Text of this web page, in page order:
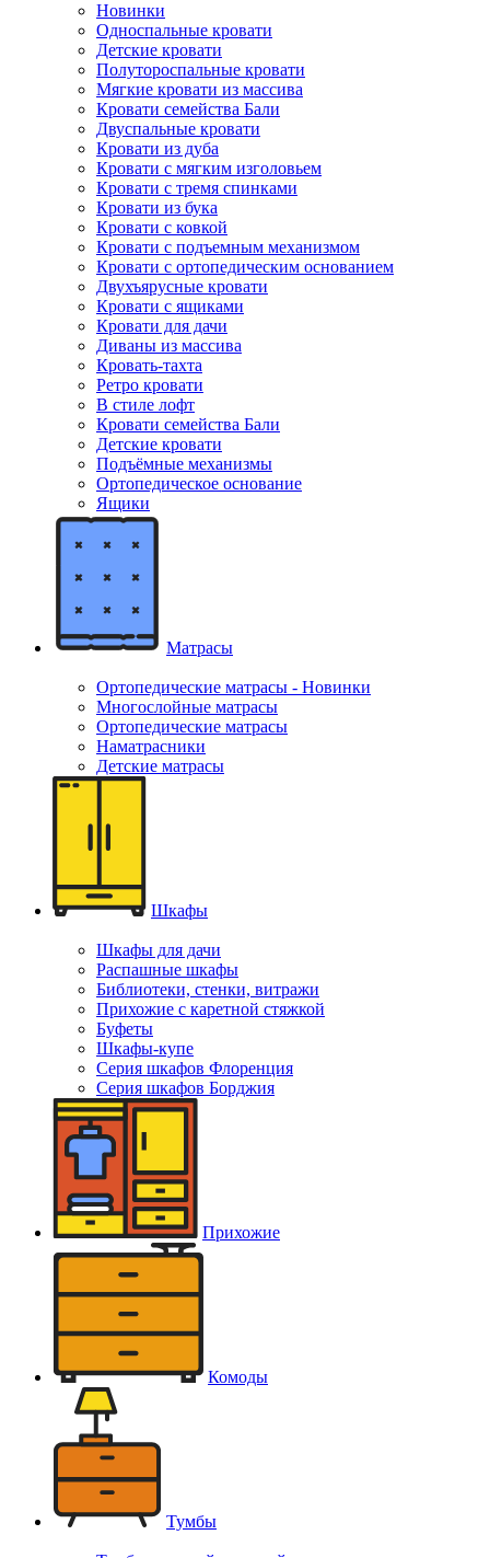
Новинки
Односпальные кровати
Детские кровати
Полутороспальные кровати
Мягкие кровати из массива
Кровати семейства Бали
Двуспальные кровати
Кровати из дуба
Кровати с мягким изголовьем
Кровати с тремя спинками
Кровати из бука
Кровати с ковкой
Кровати с подъемным механизмом
Кровати с ортопедическим основанием
Двухъярусные кровати
Кровати с ящиками
Кровати для дачи
Диваны из массива
Кровать-тахта
Ретро кровати
В стиле лофт
Кровати семейства Бали
Детские кровати
Подъёмные механизмы
Ортопедическое основание
Ящики
Матрасы
Ортопедические матрасы - Новинки
Многослойные матрасы
Ортопедические матрасы
Наматрасники
Детские матрасы
Шкафы
Шкафы для дачи
Распашные шкафы
Библиотеки, стенки, витражи
Прихожие с каретной стяжкой
Буфеты
Шкафы-купе
Серия шкафов Флоренция
Серия шкафов Борджия
Прихожие
Комоды
Тумбы